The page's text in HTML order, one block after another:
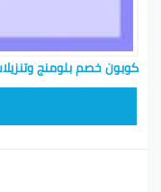
كوبون خصم بلومنج وتنزيلات ضخمة